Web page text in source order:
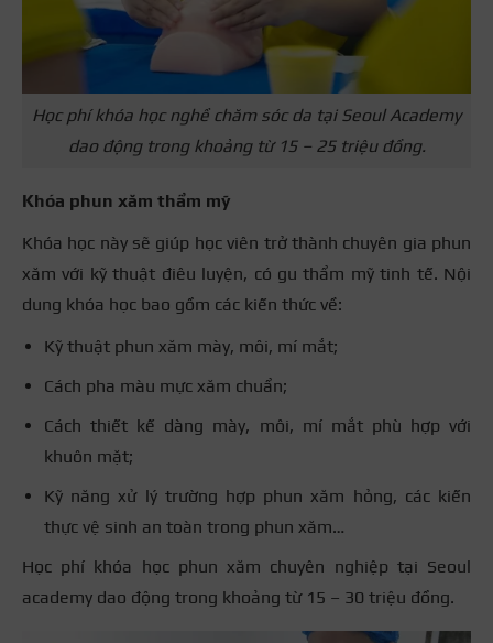
Học phí khóa học nghề chăm sóc da tại Seoul Academy
dao động trong khoảng từ 15 – 25 triệu đồng.
Khóa phun xăm thẩm mỹ
Khóa học này sẽ giúp học viên trở thành chuyên gia phun
xăm với kỹ thuật điêu luyện, có gu thẩm mỹ tinh tế. Nội
dung khóa học bao gồm các kiến thức về:
Kỹ thuật phun xăm mày, môi, mí mắt;
Cách pha màu mực xăm chuẩn;
Cách thiết kế dàng mày, môi, mí mắt phù hợp với
khuôn mặt;
Kỹ năng xử lý trường hợp phun xăm hỏng, các kiến
thực vệ sinh an toàn trong phun xăm…
Học phí khóa học phun xăm chuyên nghiệp tại Seoul
academy dao động trong khoảng từ 15 – 30 triệu đồng.